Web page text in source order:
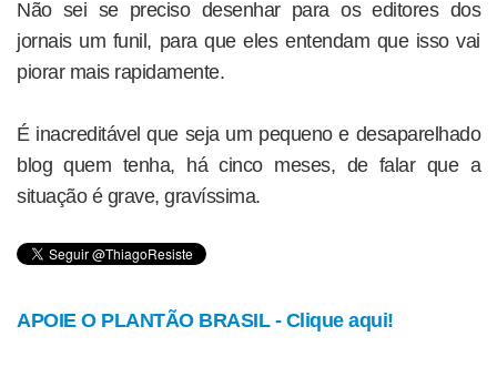
Não sei se preciso desenhar para os editores dos
jornais um funil, para que eles entendam que isso vai
piorar mais rapidamente.
É inacreditável que seja um pequeno e desaparelhado
blog quem tenha, há cinco meses, de falar que a
situação é grave, gravíssima.
APOIE O PLANTÃO BRASIL - Clique aqui!